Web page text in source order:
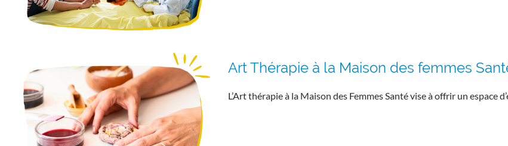
Art Thérapie à la Maison des femmes
L’Art thérapie à la Maison des Femmes Santé vise à offrir un espace